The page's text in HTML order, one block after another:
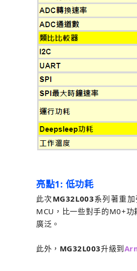
亮點1: 低功耗
此次 MG32L003系列著重
MCU，比一些對手的M0+
廣泛。
此外， MG32L003升級到